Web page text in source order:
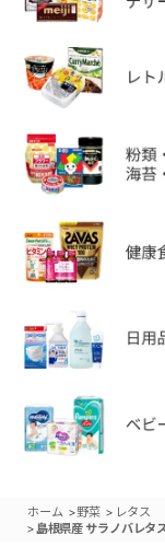
ホーム >野菜 > レタス
>島根県産 サラノバレタ